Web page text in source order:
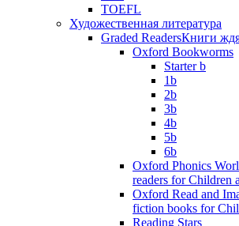
TOEFL
Художественная литература
Graded ReadersКниги
Oxford Bookworms
Starter b
1b
2b
3b
4b
5b
6b
Oxford Phonics
readers for Children
Oxford Read and
fiction books for
Reading Stars